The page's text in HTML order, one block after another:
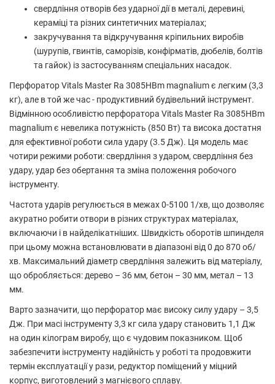
свердління отворів без ударної дії в металі, деревині,
кераміці та різних синтетичних матеріалах;
закручування та відкручування кріпильних виробів
(шурупів, гвинтів, саморізів, конфірматів, дюбелів, болтів
та гайок) із застосуванням спеціальних насадок.
Перфоратор Vitals Master Ra 3085HBm magnalium є легким (3,3
кг), але в той же час - продуктивний будівельний інструмент.
Відмінною особливістю перфоратора Vitals Master Ra 3085HBm
magnalium є невелика потужність (850 Вт) та висока достатня
для ефективної роботи сила удару (3.5 Дж). Ця модель має
чотири режими роботи: свердління з ударом, свердління без
удару, удар без обертання та зміна положення робочого
інструменту.
Частота ударів регулюється в межах 0-5100 1/хв, що дозволяє
акуратно робити отвори в різних структурах матеріалах,
включаючи і в найделікатніших. Швидкість оборотів шпинделя
при цьому можна встановлювати в діапазоні від 0 до 870 об/
хв. Максимальний діаметр свердління залежить від матеріалу,
що обробляється: дерево – 36 мм, бетон – 30 мм, метал – 13
мм.
Варто зазначити, що перфоратор має високу силу удару – 3,5
Дж. При масі інструменту 3,3 кг сила удару становить 1,1 Дж
на один кілограм виробу, що є чудовим показником. Щоб
забезпечити інструменту надійність у роботі та продовжити
термін експлуатації у рази, редуктор поміщений у міцний
корпус, виготовлений з магнієвого сплаву.